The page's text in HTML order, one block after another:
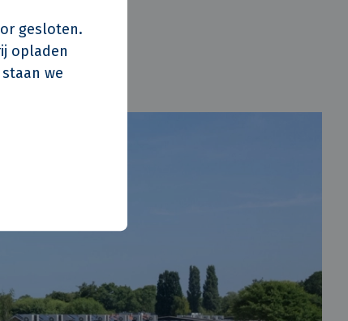
gesloten.
opladen
we
En